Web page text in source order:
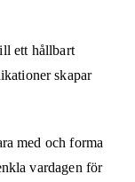
ett hållbart
skapar
med och forma
vardagen för